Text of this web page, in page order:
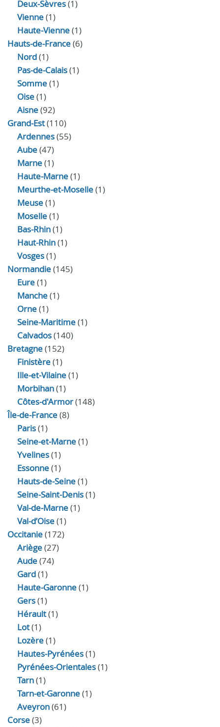
Deux-Sèvres(1)
Vienne(1)
Haute-Vienne(1)
Hauts-de-France(6)
Nord(1)
Pas-de-Calais(1)
Somme(1)
Oise(1)
Aisne(92)
Grand-Est(110)
Ardennes(55)
Aube(47)
Marne(1)
Haute-Marne(1)
Meurthe-et-Moselle(1)
Meuse(1)
Moselle(1)
Bas-Rhin(1)
Haut-Rhin(1)
Vosges(1)
Normandie(145)
Eure(1)
Manche(1)
Orne(1)
Seine-Maritime(1)
Calvados(140)
Bretagne(152)
Finistère(1)
Ille-et-Vilaine(1)
Morbihan(1)
Côtes-d'Armor(148)
Île-de-France(8)
Paris(1)
Seine-et-Marne(1)
Yvelines(1)
Essonne(1)
Hauts-de-Seine(1)
Seine-Saint-Denis(1)
Val-de-Marne(1)
Val-d’Oise(1)
Occitanie(172)
Ariège(27)
Aude(74)
Gard(1)
Haute-Garonne(1)
Gers(1)
Hérault(1)
Lot(1)
Lozère(1)
Hautes-Pyrénées(1)
Pyrénées-Orientales(1)
Tarn(1)
Tarn-et-Garonne(1)
Aveyron(61)
Corse(3)